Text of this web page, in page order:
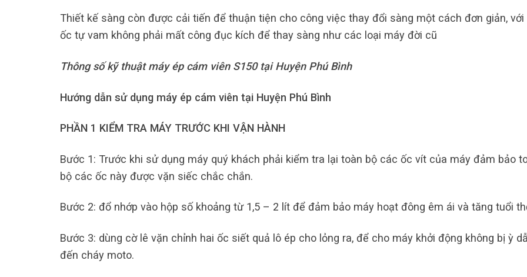
Thiết kế sàng còn được cải tiến để thuận tiện cho công việc thay đổi sàng một cách đơn giản, với
ốc tự vam không phải mất công đục kích để thay sàng như các loại máy đời cũ
Thông số kỹ thuật máy ép cám viên S150 tại Huyện Phú Bình
Hướng dẫn sử dụng máy ép cám viên tại Huyện Phú Bình
PHẦN 1 KIỂM TRA MÁY TRƯỚC KHI VẬN HÀNH
Bước 1: Trước khi sử dụng máy quý khách phải kiểm tra lại toàn bộ các ốc vít của máy đảm bảo
bộ các ốc này được vặn siếc chắc chắn.
Bước 2: đổ nhớp vào hộp số khoảng từ 1,5 – 2 lít để đảm bảo máy hoạt đông êm ái và tăng tuổi
Bước 3: dùng cờ lê vặn chỉnh hai ốc siết quả lô ép cho lỏng ra, để cho máy khởi động không bị ỳ
đến cháy moto.